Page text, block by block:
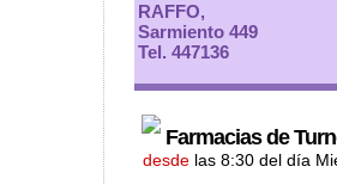
RAFFO,
Sarmiento 449
Tel. 447136
Farmacias de
desde las 8:30 del día